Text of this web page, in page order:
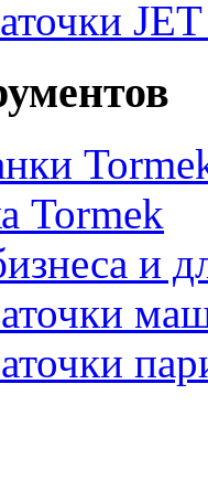
Tormek
и